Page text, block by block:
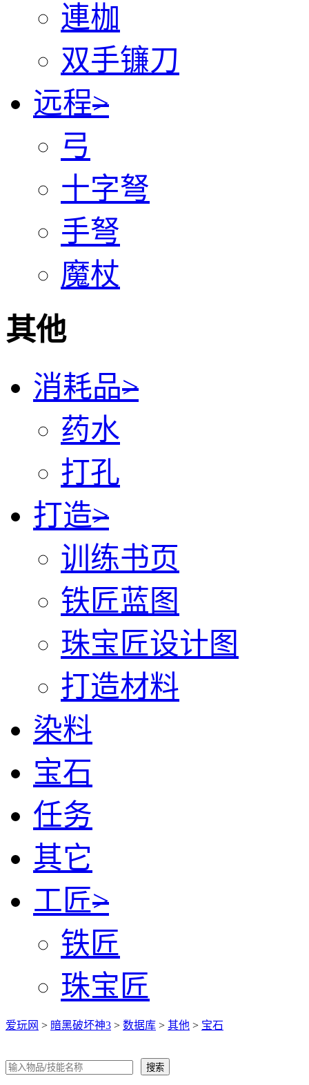
連枷
双手镰刀
远程>
弓
十字弩
手弩
魔杖
其他
消耗品>
药水
打孔
打造>
训练书页
铁匠蓝图
珠宝匠设计图
打造材料
染料
宝石
任务
其它
工匠>
铁匠
珠宝匠
爱玩网 > 暗黑破坏神3 > 数据库 > 其他 > 宝石